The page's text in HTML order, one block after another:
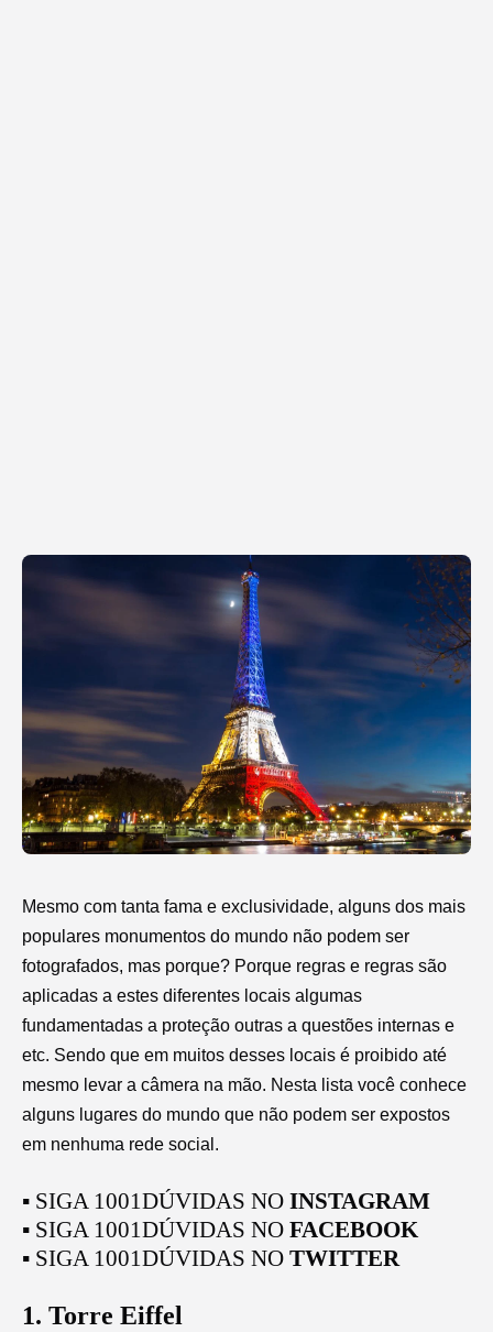
Mesmo com tanta fama e exclusividade, alguns dos mais
populares monumentos do mundo não podem ser
fotografados, mas porque? Porque regras e regras são
aplicadas a estes diferentes locais algumas
fundamentadas a proteção outras a questões internas e
etc. Sendo que em muitos desses locais é proibido até
mesmo levar a câmera na mão. Nesta lista você conhece
alguns lugares do mundo que não podem ser expostos
em nenhuma rede social.
▪ SIGA 1001DÚVIDAS NO INSTAGRAM
▪ SIGA 1001DÚVIDAS NO FACEBOOK
▪ SIGA 1001DÚVIDAS NO TWITTER
1. Torre Eiffel